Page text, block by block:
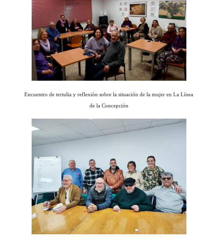
Encuentro de tertulia y reflexión sobre la situación de la mujer en La Línea
de la Concepción